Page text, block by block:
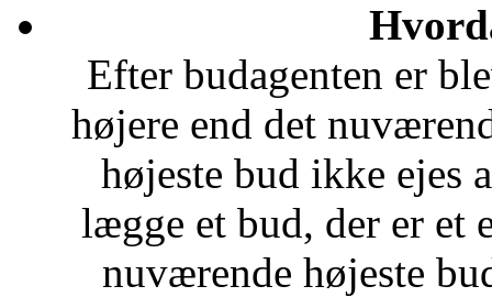
Efter budagenten er
højere end det
højeste bud ikke ejes
lægge et bud, der er et
nuværende højeste